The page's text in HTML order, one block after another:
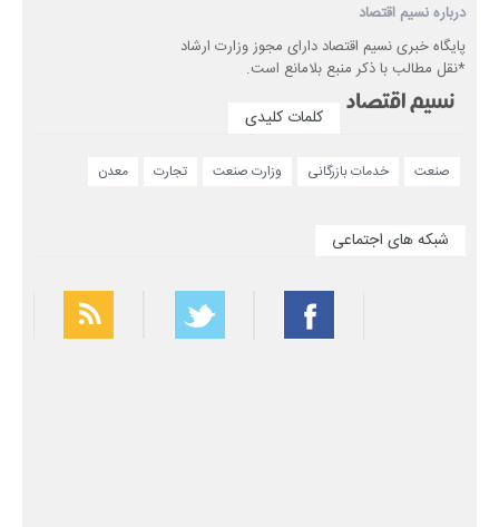
درباره نسیم اقتصاد
پایگاه خبری نسیم اقتصاد دارای مجوز وزارت ارشاد
*نقل مطالب با ذکر منبع بلامانع است.
کلمات کلیدی
صنعت خدمات بازرگانی وزارت صنعت تجارت معدن
شبکه های اجتماعی